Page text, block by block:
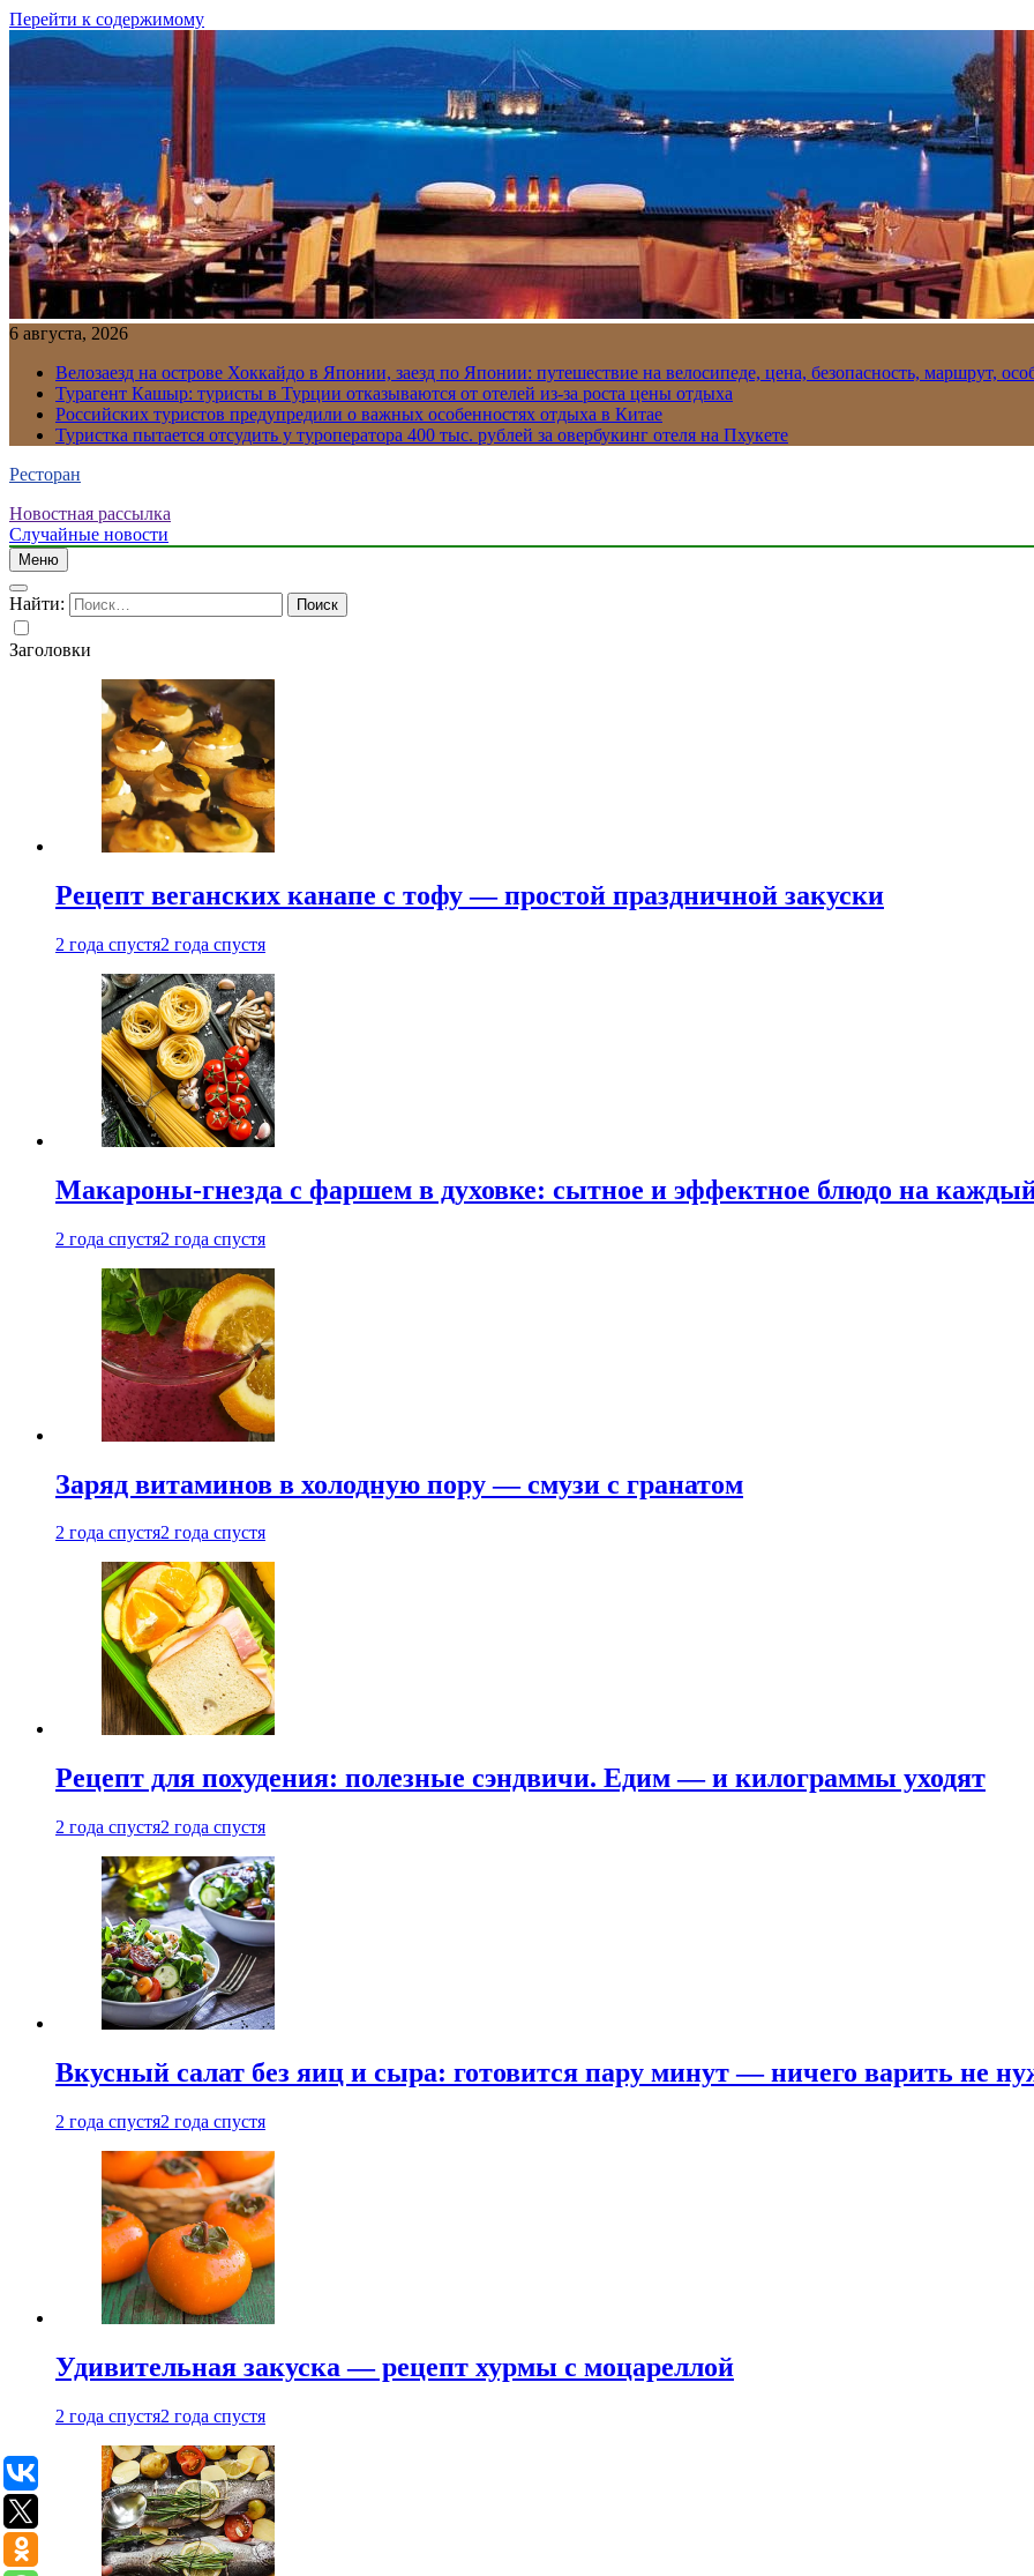
Перейти к содержимому
6 августа, 2026
Велозаезд на острове Хоккайдо в Японии, заезд по Японии: путешествие на велосипеде, цена, безопасность, маршрут,
Турагент Кашыр: туристы в Турции отказываются от отелей из-за роста цены отдыха
Российских туристов предупредили о важных особенностях отдыха в Китае
Туристка пытается отсудить у туроператора 400 тыс. рублей за овербукинг отеля на Пхукете
Ресторан
Новостная рассылка
Случайные новости
Меню
Найти:
Заголовки
Рецепт веганских канапе с тофу — простой праздничной закуски
2 года спустя2 года спустя
Макароны-гнезда с фаршем в духовке: сытное и эффектное блюдо на
2 года спустя2 года спустя
Заряд витаминов в холодную пору — смузи с гранатом
2 года спустя2 года спустя
Рецепт для похудения: полезные сэндвичи. Едим — и килограммы уходят
2 года спустя2 года спустя
Вкусный салат без яиц и сыра: готовится пару минут — ничего варить не
2 года спустя2 года спустя
Удивительная закуска — рецепт хурмы с моцареллой
2 года спустя2 года спустя